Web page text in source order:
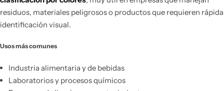
residuos, materiales peligrosos o productos que requieren rápida
identificación visual.
Usos más comunes
Industria alimentaria y de bebidas
Laboratorios y procesos químicos